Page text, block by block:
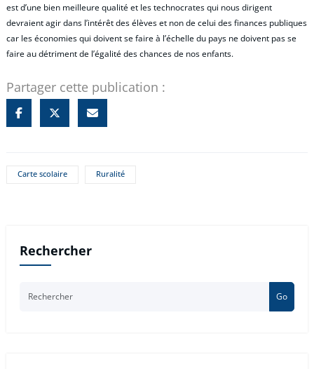
est d’une bien meilleure qualité et les technocrates qui nous dirigent
devraient agir dans l’intérêt des élèves et non de celui des finances publiques
car les économies qui doivent se faire à l’échelle du pays ne doivent pas se
faire au détriment de l’égalité des chances de nos enfants.
Partager cette publication :
Carte scolaire Ruralité
Rechercher
Go